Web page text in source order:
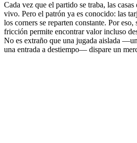
Cada vez que el partido se traba, las casas
vivo. Pero el patrón ya es conocido: las
los corners se reparten constante. Por
fricción permite encontrar valor incluso
No es extraño que una jugada aislada
una entrada a destiempo— dispare un